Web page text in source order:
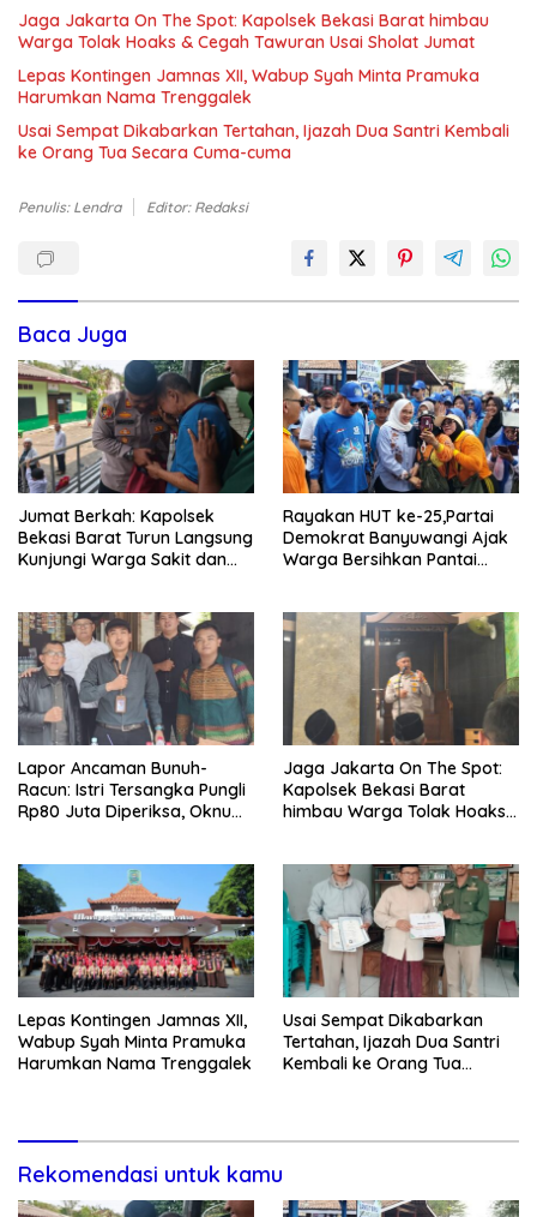
Jaga Jakarta On The Spot: Kapolsek Bekasi Barat himbau
Warga Tolak Hoaks & Cegah Tawuran Usai Sholat Jumat
Lepas Kontingen Jamnas XII, Wabup Syah Minta Pramuka
Harumkan Nama Trenggalek
Usai Sempat Dikabarkan Tertahan, Ijazah Dua Santri Kembali
ke Orang Tua Secara Cuma-cuma
Penulis: Lendra Editor: Redaksi
Baca Juga
Jumat Berkah: Kapolsek
Bekasi Barat Turun Langsung
Kunjungi Warga Sakit dan
Rayakan HUT ke-25,Partai
Demokrat Banyuwangi Ajak
Warga Bersihkan Pantai
Lapor Ancaman Bunuh-
Racun: Istri Tersangka Pungli
Rp80 Juta Diperiksa, Oknum
Jaga Jakarta On The Spot:
Kapolsek Bekasi Barat
himbau Warga Tolak Hoaks
Lepas Kontingen Jamnas XII,
Wabup Syah Minta Pramuka
Harumkan Nama Trenggalek
Usai Sempat Dikabarkan
Tertahan, Ijazah Dua Santri
Kembali ke Orang Tua
Rekomendasi untuk kamu